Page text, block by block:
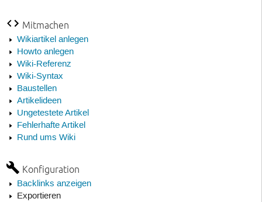
Mitmachen
Wikiartikel anlegen
Howto anlegen
Wiki-Referenz
Wiki-Syntax
Baustellen
Artikelideen
Ungetestete Artikel
Fehlerhafte Artikel
Rund ums Wiki
Konfiguration
Backlinks anzeigen
Exportieren